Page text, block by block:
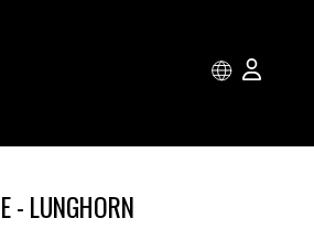
- LUNGHORN